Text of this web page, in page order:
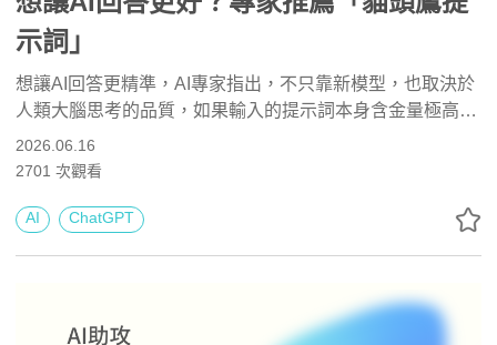
示詞」
想讓AI回答更精準，AI專家指出，不只靠新模型，也取決於
人類大腦思考的品質，如果輸入的提示詞本身含金量極高，
AI自然就會輸出更豐富的成果。專家推薦貓頭鷹、獨角獸、
馬鈴薯等5個提示詞，幫助ChatGPT放慢思考、釐清目標、
2026.06.16
2701 次觀看
AI ChatGPT